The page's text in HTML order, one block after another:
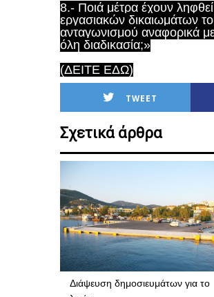
8.- Ποιά μέτρα έχουν
εργασιακών δικαιωμάτων
ανταγωνισμού αναφορικά
όλη διαδικασία;»
(ΔΕΙΤΕ ΕΔΩ)
TWEET
Σχετικά άρθρα
Διάψευση δημοσιευμάτων για το